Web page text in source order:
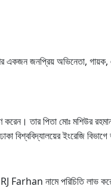
একজন জনপ্রিয় অভিনেতা,
তার পিতা মোঃ মশিউর
ইংরেজি
Farhan নামে পরিচিতি লাভ